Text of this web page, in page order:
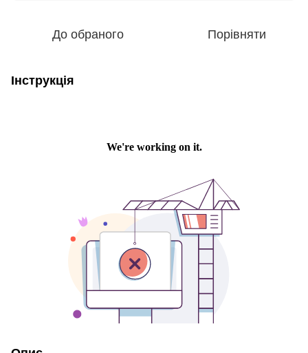
До обраного Порівняти
Інструкція